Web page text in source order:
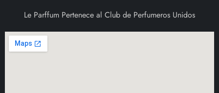
Le Parffum Pertenece al Club de Perfumeros Unidos